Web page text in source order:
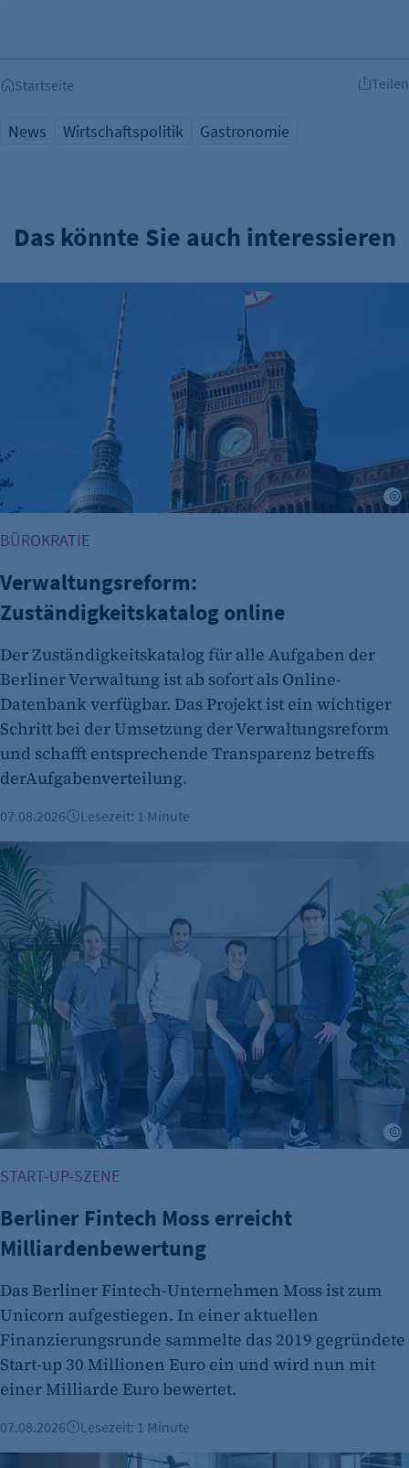
Startseite Teilen
News Wirtschaftspolitik Gastronomie
Das könnte Sie auch interessieren
Verwaltungsreform: Zuständigkeitskatalog online
BÜROKRATIE
Verwaltungsreform:
Zuständigkeitskatalog online
Der Zuständigkeitskatalog für alle Aufgaben der
Berliner Verwaltung ist ab sofort als Online-
Datenbank verfügbar. Das Projekt ist ein wichtiger
Schritt bei der Umsetzung der Verwaltungsreform
und schafft entsprechende Transparenz betreffs
derAufgabenverteilung.
07.08.2026 Lesezeit: 1 Minute
Berliner Fintech Moss erreicht Milliardenbewertung
START-UP-SZENE
Berliner Fintech Moss erreicht
Milliardenbewertung
Das Berliner Fintech-Unternehmen Moss ist zum
Unicorn aufgestiegen. In einer aktuellen
Finanzierungsrunde sammelte das 2019 gegründete
Start-up 30 Millionen Euro ein und wird nun mit
einer Milliarde Euro bewertet.
07.08.2026 Lesezeit: 1 Minute